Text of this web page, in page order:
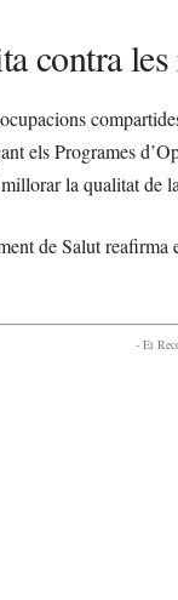
contra
els Programes
la qualitat de
de Salut
- Et